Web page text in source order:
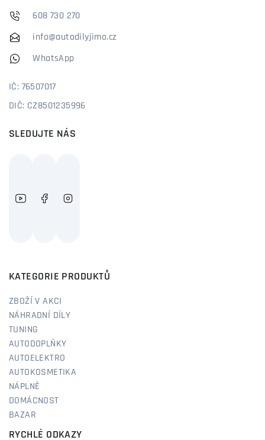
608 730 270
info@autodilyjimo.cz
WhatsApp
IČ: 76507017
DIČ: CZ8501235996
SLEDUJTE NÁS
KATEGORIE PRODUKTŮ
ZBOŽÍ V AKCI
NÁHRADNÍ DÍLY
TUNING
AUTODOPLŇKY
AUTOELEKTRO
AUTOKOSMETIKA
NÁPLNĚ
DOMÁCNOST
BAZAR
RYCHLÉ ODKAZY